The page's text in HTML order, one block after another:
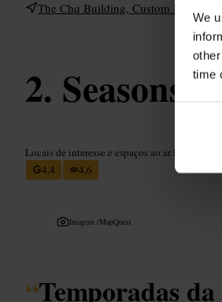
We
time
The Chq Building, Custom House
Seasons
Locais de interesse e espaços ao ar livre
4,4
4,6
Imagem /MapQuest
“Temporadas